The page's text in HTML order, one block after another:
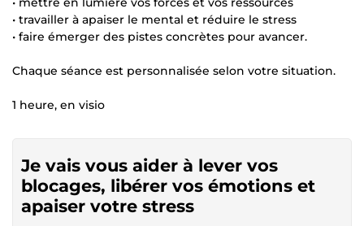
• travailler à apaiser le mental et réduire le stress
• faire émerger des pistes concrètes pour avancer.
Chaque séance est personnalisée selon votre situation.
1 heure, en visio
Je vais vous aider à lever vos
blocages, libérer vos émotions et
apaiser votre stress